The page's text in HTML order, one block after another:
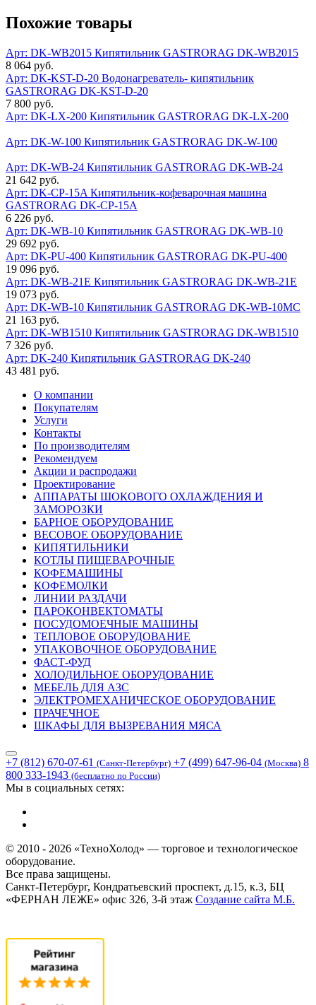
Похожие товары
Арт: DK-WB2015 Кипятильник GASTRORAG DK-WB2015
8 064 руб.
Арт: DK-KST-D-20 Водонагреватель- кипятильник
GASTRORAG DK-KST-D-20
7 800 руб.
Арт: DK-LX-200 Кипятильник GASTRORAG DK-LX-200
Арт: DK-W-100 Кипятильник GASTRORAG DK-W-100
Арт: DK-WB-24 Кипятильник GASTRORAG DK-WB-24
21 642 руб.
Арт: DK-CP-15A Кипятильник-кофеварочная машина
GASTRORAG DK-CP-15A
6 226 руб.
Арт: DK-WB-10 Кипятильник GASTRORAG DK-WB-10
29 692 руб.
Арт: DK-PU-400 Кипятильник GASTRORAG DK-PU-400
19 096 руб.
Арт: DK-WB-21E Кипятильник GASTRORAG DK-WB-21E
19 073 руб.
Арт: DK-WB-10 Кипятильник GASTRORAG DK-WB-10MC
21 163 руб.
Арт: DK-WB1510 Кипятильник GASTRORAG DK-WB1510
7 326 руб.
Арт: DK-240 Кипятильник GASTRORAG DK-240
43 481 руб.
О компании
Покупателям
Услуги
Контакты
По производителям
Рекомендуем
Акции и распродажи
Проектирование
АППАРАТЫ ШОКОВОГО ОХЛАЖДЕНИЯ И
ЗАМОРОЗКИ
БАРНОЕ ОБОРУДОВАНИЕ
ВЕСОВОЕ ОБОРУДОВАНИЕ
КИПЯТИЛЬНИКИ
КОТЛЫ ПИЩЕВАРОЧНЫЕ
КОФЕМАШИНЫ
КОФЕМОЛКИ
ЛИНИИ РАЗДАЧИ
ПАРОКОНВЕКТОМАТЫ
ПОСУДОМОЕЧНЫЕ МАШИНЫ
ТЕПЛОВОЕ ОБОРУДОВАНИЕ
УПАКОВОЧНОЕ ОБОРУДОВАНИЕ
ФАСТ-ФУД
ХОЛОДИЛЬНОЕ ОБОРУДОВАНИЕ
МЕБЕЛЬ ДЛЯ АЗС
ЭЛЕКТРОМЕХАНИЧЕСКОЕ ОБОРУДОВАНИЕ
ПРАЧЕЧНОЕ
ШКАФЫ ДЛЯ ВЫЗРЕВАНИЯ МЯСА
+7 (812) 670-07-61 (Санкт-Петербург) +7 (499) 647-96-04 (Москва) 8
800 333-1943 (бесплатно по России)
Мы в социальных сетях:
© 2010 - 2026 «ТехноХолод» — торговое и технологическое
оборудование.
Все права защищены.
Санкт-Петербург, Кондратьевский проспект, д.15, к.3, БЦ
«ФЕРНАН ЛЕЖЕ» офис 326, 3-й этаж Создание сайта М.Б.